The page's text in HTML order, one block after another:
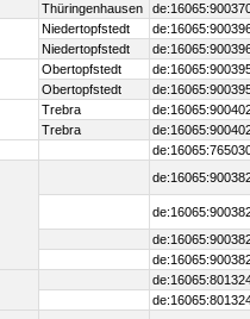
Thüringenhausen
Niedertopfstedt
Niedertopfstedt
Obertopfstedt
Obertopfstedt
Trebra
Trebra